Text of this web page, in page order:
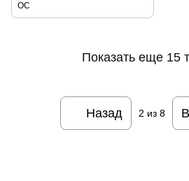
ОС
Показать еще 15
Назад 2 из 8